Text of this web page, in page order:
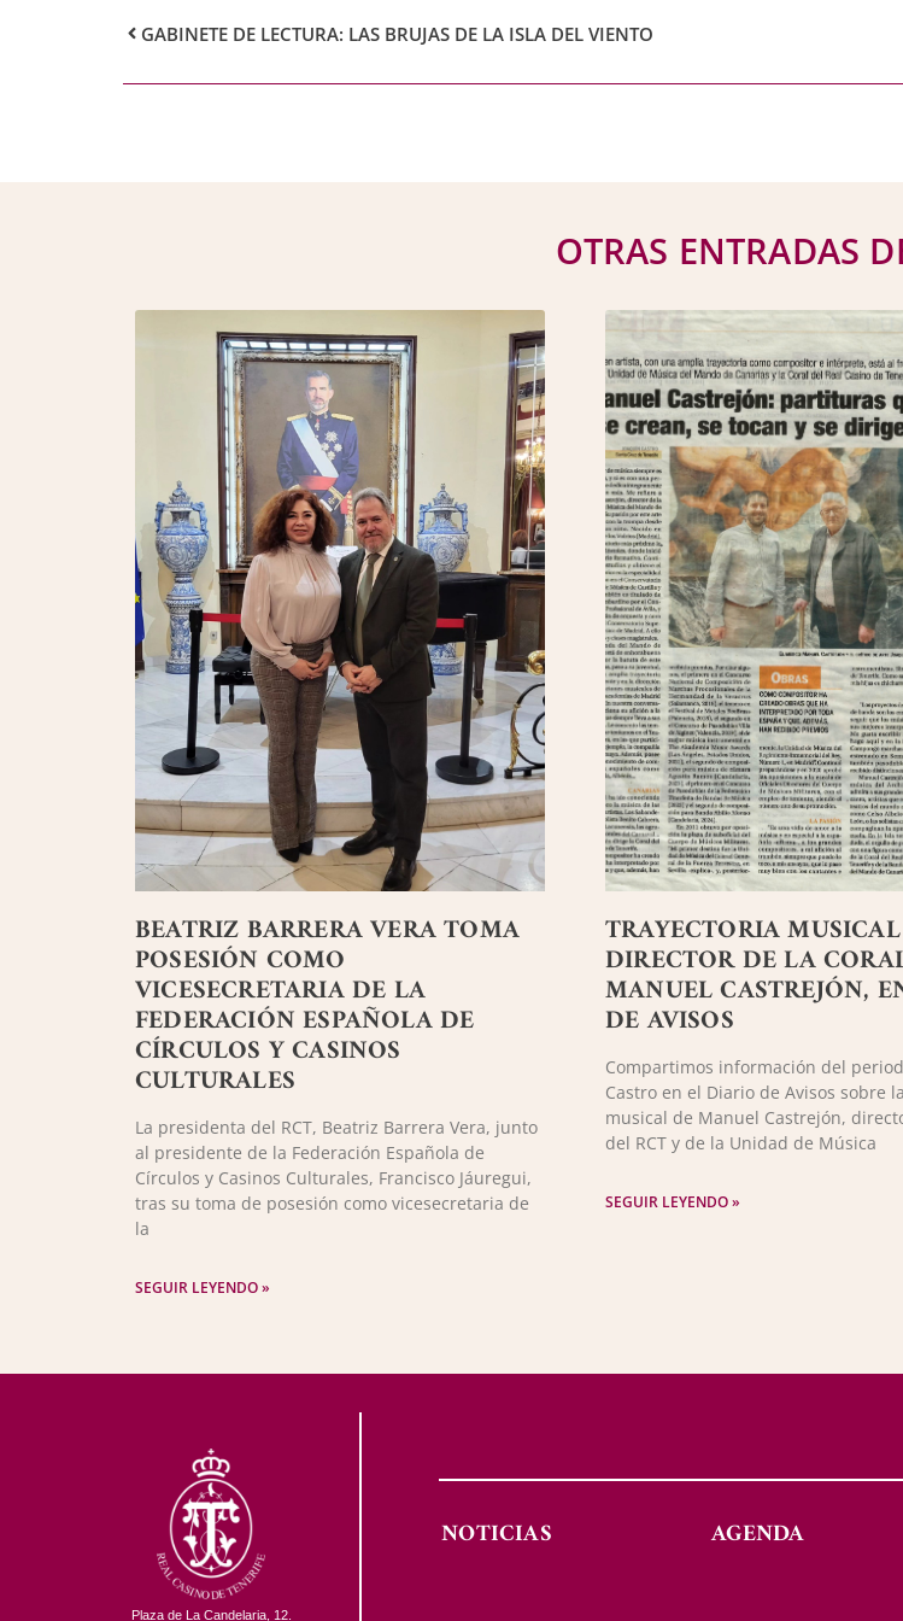
GABINETE DE LECTURA: LAS BRUJAS DE LA ISLA DEL VIENTO
OTRAS ENTRADAS
BEATRIZ BARRERA VERA TOMA
POSESIÓN COMO
VICESECRETARIA DE LA
FEDERACIÓN ESPAÑOLA DE
CÍRCULOS Y CASINOS
CULTURALES
La presidenta del RCT, Beatriz Barrera Vera, junto
al presidente de la Federación Española de
Círculos y Casinos Culturales, Francisco Jáuregui,
tras su toma de posesión como vicesecretaria de
la
SEGUIR LEYENDO »
TRAYECTORIA
DIRECTOR DE LA
MANUEL CASTREJÓN,
DE AVISOS
Compartimos información del
Castro en el Diario de Avisos sobre
musical de Manuel Castrejón,
del RCT y de la Unidad de Música
SEGUIR LEYENDO »
Plaza de La Candelaria, 12.
NOTICIAS AGENDA